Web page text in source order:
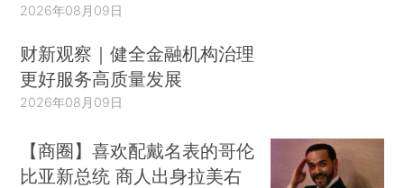
2026年08月09日
财新观察｜健全金融机构治理
更好服务高质量发展
2026年08月09日
【商圈】喜欢配戴名表的哥伦
比亚新总统 商人出身拉美右